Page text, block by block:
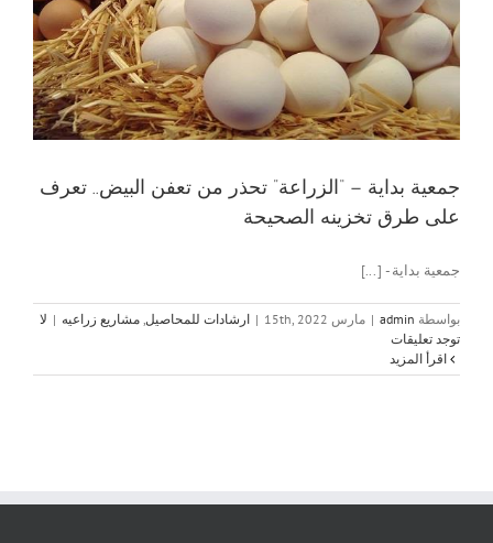
جمعية بداية – “الزراعة” تحذر من تعفن البيض.. تعرف
على طرق تخزينه الصحيحة
جمعية بداية - [...]
بواسطة admin
| مارس 15th, 2022 | ارشادات للمحاصيل مشاريع زراعيه | لا
توجد تعليقات